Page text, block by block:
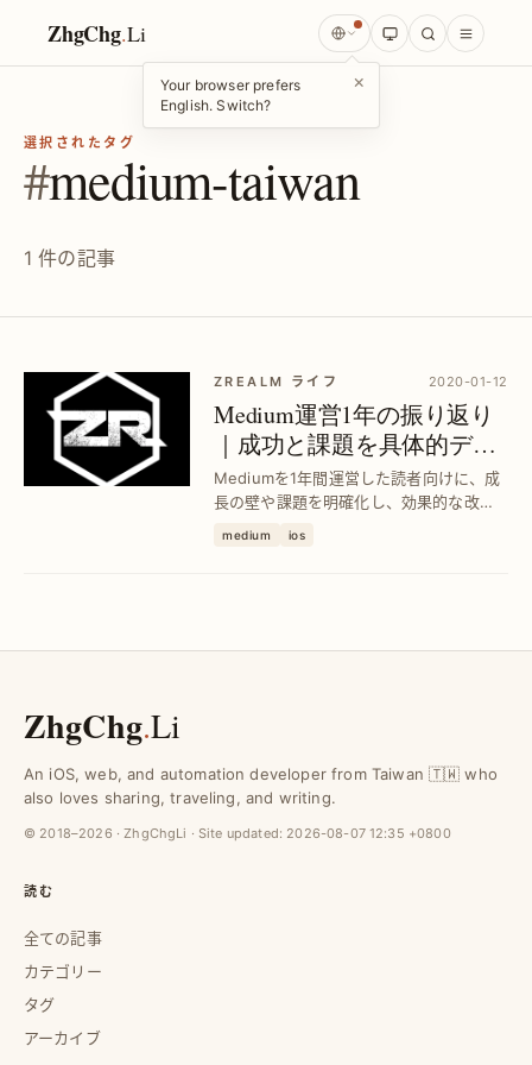
ZhgChg.Li
Your browser prefers
English. Switch?
×
選択されたタグ
#medium-taiwan
1 件の記事
ZREALM ライフ 2020-01-12
Medium運営1年の振り返り
｜成功と課題を具体的デー
タで分析
Mediumを1年間運営した読者向けに、成
長の壁や課題を明確化し、効果的な改善
medium ios
ZhgChg.Li
An iOS, web, and automation developer from Taiwan 🇹🇼 who
also loves sharing, traveling, and writing.
© 2018–2026 · ZhgChgLi · Site updated: 2026-08-07 12:35 +0800
読む
全ての記事
カテゴリー
タグ
アーカイブ